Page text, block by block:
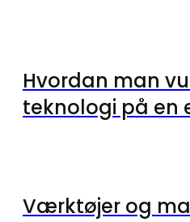
Hvordan man
teknologi på en
Værktøjer og